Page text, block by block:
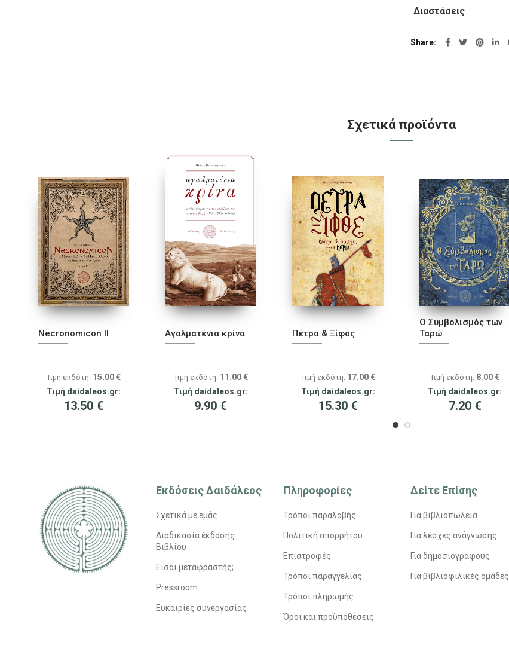
Διαστάσεις
Share
Σχετικά προϊόντα
Necronοmicοn ΙΙ
Τιμή εκδότη: 15.00 €
Τιμή daidaleos.gr:
13.50 €
Αγαλματένια κρίνα
Τιμή εκδότη: 11.00 €
Τιμή daidaleos.gr:
9.90 €
Πέτρα & Ξίφος
Τιμή εκδότη: 17.00 €
Τιμή daidaleos.gr:
15.30 €
Ο Συμβολισμός των
Ταρώ
Τιμή εκδότη: 8.00 €
Τιμή daidaleos.gr:
7.20 €
Εκδόσεις Δαιδάλεος
Σχετικά με εμάς
Διαδικασία έκδοσης
Βιβλίου
Είσαι μεταφραστής;
Pressroom
Ευκαιρίες συνεργασίας
Πληροφορίες
Τρόποι παραλαβής
Πολιτική απορρήτου
Επιστροφές
Τρόποι παραγγελίας
Τρόποι πληρωμής
Όροι και προϋποθέσεις
Δείτε Επίσης
Για βιβλιοπωλεία
Για λέσχες ανάγνωσης
Για δημοσιογράφους
Για βιβλιοφιλικές ομάδες